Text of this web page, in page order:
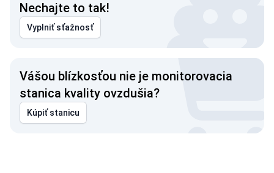
Nechajte to tak!
Vyplniť sťažnosť
Vášou blízkosťou nie je monitorovacia
stanica kvality ovzdušia?
Kúpiť stanicu